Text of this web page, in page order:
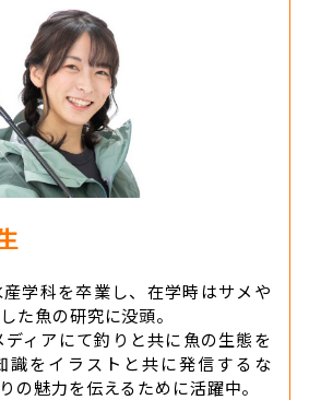
学科を卒業し、在学時はサメや
た魚の研究に没頭。
ィアにて釣りと共に魚の生態を
識をイラストと共に発信するな
の魅力を伝えるために活躍中。